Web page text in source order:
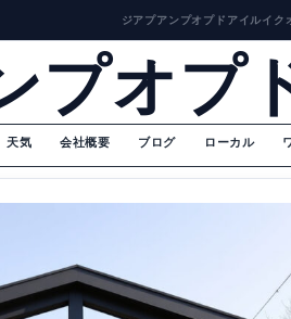
ジアプアンプオプドアイルイク
プオプ
天気 会社概要 ブログ ローカル